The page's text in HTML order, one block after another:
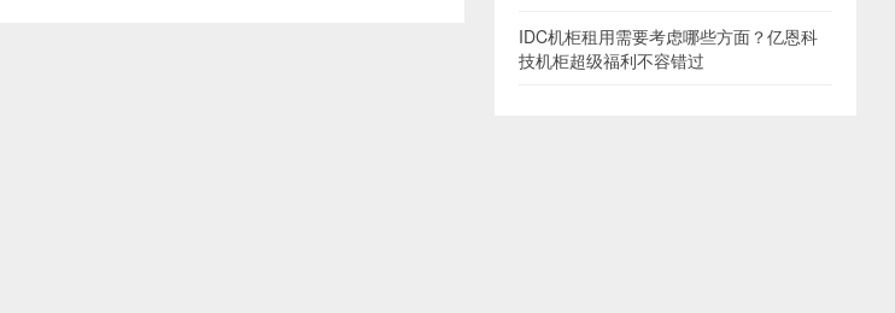
IDC机柜租用需要考虑哪些方面？亿恩科
技机柜超级福利不容错过